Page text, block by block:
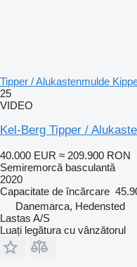
Tipper / Alukastenmulde
25
VIDEO
Kel-Berg Tipper /
40.000 EUR ≈ 209.900 RON
Semiremorcă basculantă
2020
Capacitate de încărcare
Danemarca, Hedensted
Lastas A/S
Luați legătura cu vânzătorul